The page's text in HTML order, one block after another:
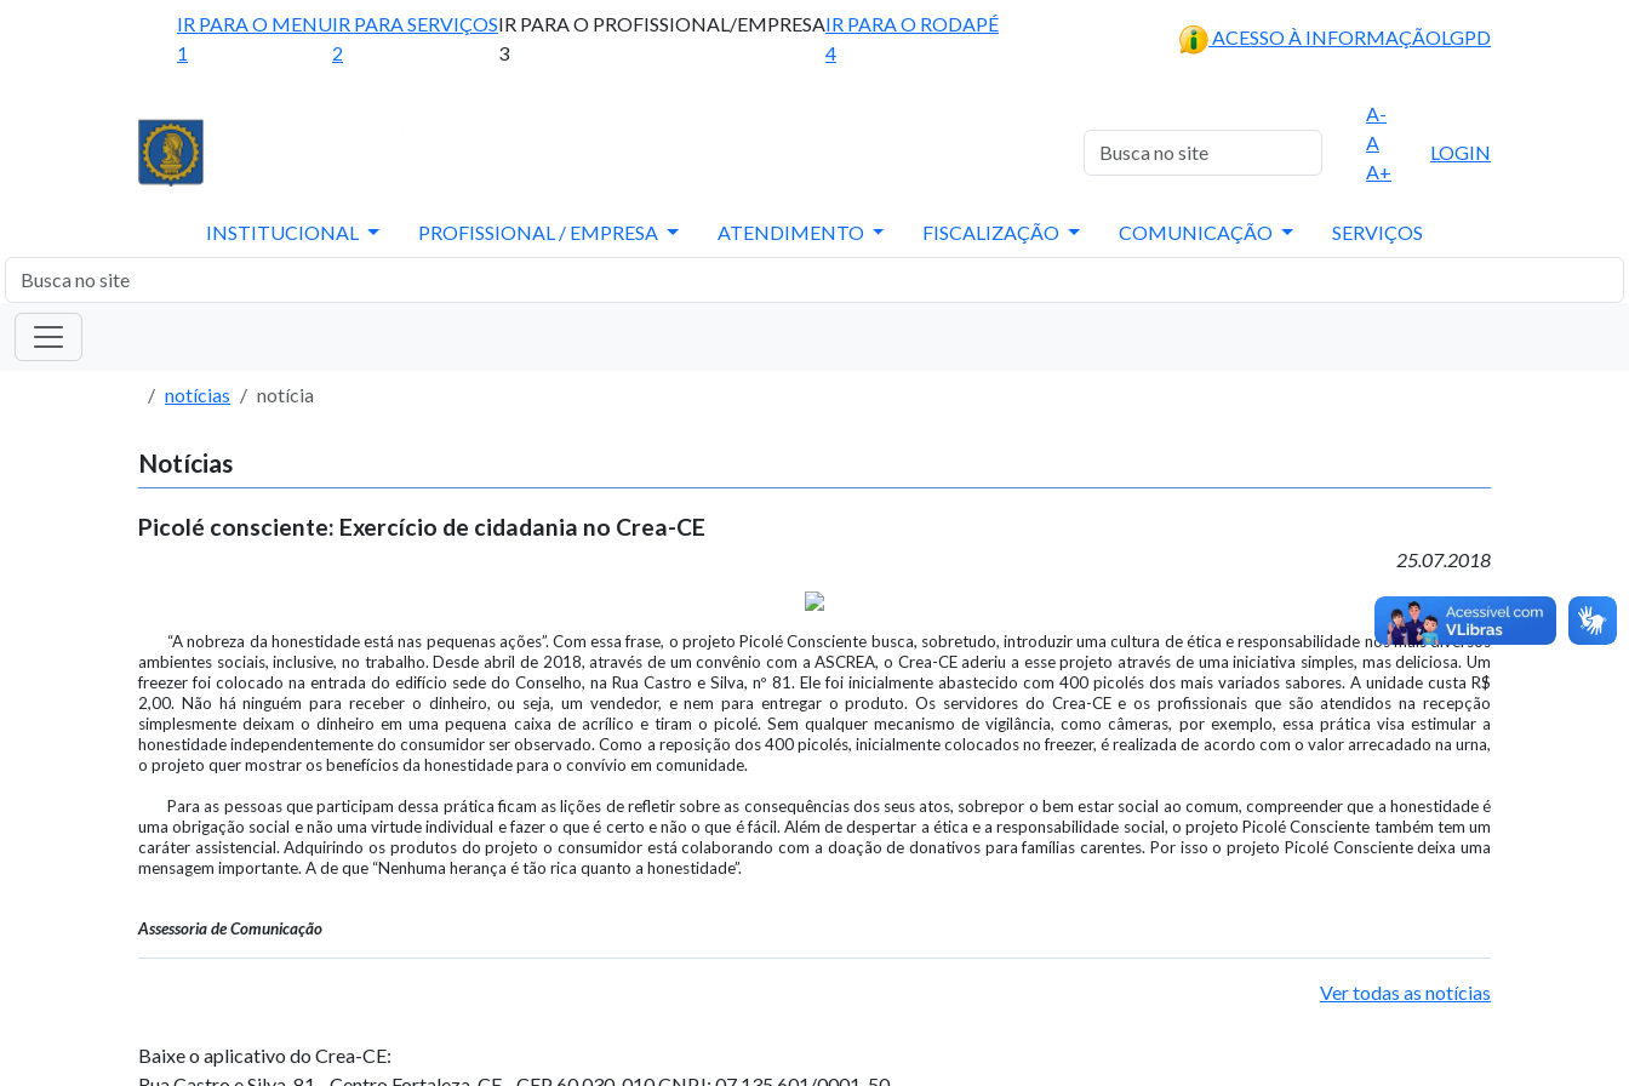
IR PARA O MENU
1
IR PARA SERVIÇOS
2
IR PARA O PROFISSIONAL/EMPRESA
3
IR PARA O RODAPÉ
4
ACESSO À INFORMAÇÃOLGPD
A-
A
A+
LOGIN
INSTITUCIONAL PROFISSIONAL / EMPRESA ATENDIMENTO FISCALIZAÇÃO COMUNICAÇÃO SERVIÇOS
notícias notícia
Notícias
Picolé consciente: Exercício de cidadania no Crea-CE
25.07.2018
“A nobreza da honestidade está nas pequenas ações”. Com essa frase, o projeto Picolé Consciente busca, sobretudo, introduzir uma cultura de ética e responsabilidade nos mais diversos
ambientes sociais, inclusive, no trabalho. Desde abril de 2018, através de um convênio com a ASCREA, o Crea-CE aderiu a esse projeto através de uma iniciativa simples, mas deliciosa. Um
freezer foi colocado na entrada do edifício sede do Conselho, na Rua Castro e Silva, nº 81. Ele foi inicialmente abastecido com 400 picolés dos mais variados sabores. A unidade custa R$
2,00. Não há ninguém para receber o dinheiro, ou seja, um vendedor, e nem para entregar o produto. Os servidores do Crea-CE e os profissionais que são atendidos na recepção
simplesmente deixam o dinheiro em uma pequena caixa de acrílico e tiram o picolé. Sem qualquer mecanismo de vigilância, como câmeras, por exemplo, essa prática visa estimular a
honestidade independentemente do consumidor ser observado. Como a reposição dos 400 picolés, inicialmente colocados no freezer, é realizada de acordo com o valor arrecadado na urna,
o projeto quer mostrar os benefícios da honestidade para o convívio em comunidade.
Para as pessoas que participam dessa prática ficam as lições de refletir sobre as consequências dos seus atos, sobrepor o bem estar social ao comum, compreender que a honestidade é
uma obrigação social e não uma virtude individual e fazer o que é certo e não o que é fácil. Além de despertar a ética e a responsabilidade social, o projeto Picolé Consciente também tem um
caráter assistencial. Adquirindo os produtos do projeto o consumidor está colaborando com a doação de donativos para famílias carentes. Por isso o projeto Picolé Consciente deixa uma
mensagem importante. A de que “Nenhuma herança é tão rica quanto a honestidade”.
Assessoria de Comunicação
Ver todas as notícias
Baixe o aplicativo do Crea-CE: